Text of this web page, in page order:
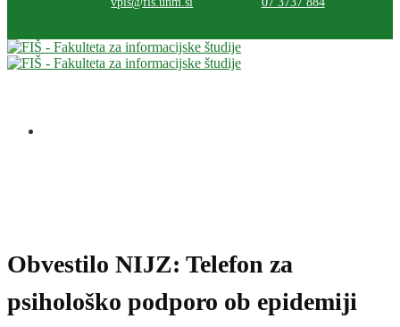
Obvestilo NIJZ: Telefon za
psihološko podporo ob epidemiji